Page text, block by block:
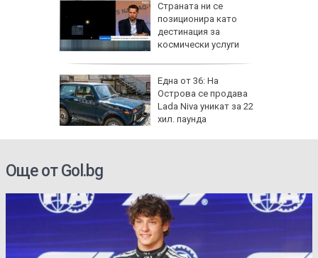
Страната ни се
позиционира като
дестинация за
космически услуги
Една от 36: На
Острова се продава
Lada Niva уникат за 22
хил. паунда
Още от Gol.bg